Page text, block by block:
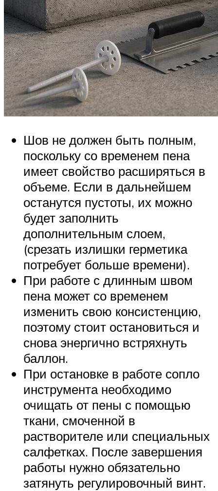
Шов не должен быть полным,
поскольку со временем пена
имеет свойство расширяться в
объеме. Если в дальнейшем
останутся пустоты, их можно
будет заполнить
дополнительным слоем,
(срезать излишки герметика
потребует больше времени).
При работе с длинным швом
пена может со временем
изменить свою консистенцию,
поэтому стоит остановиться и
снова энергично встряхнуть
баллон.
При остановке в работе сопло
инструмента необходимо
очищать от пены с помощью
ткани, смоченной в
растворителе или специальных
салфетках. После завершения
работы нужно обязательно
затянуть регулировочный винт.